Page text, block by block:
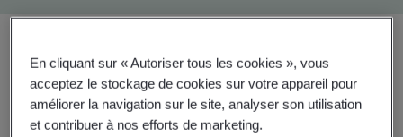
Partager:
En cliquant sur « Autoriser tous les cookies », vous
acceptez le stockage de cookies sur votre appareil pour
améliorer la navigation sur le site, analyser son utilisation
et contribuer à nos efforts de marketing.